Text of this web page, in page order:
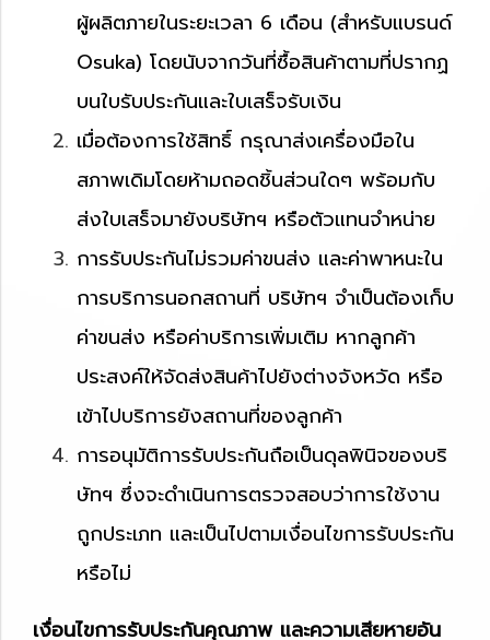
ผู้ผลิตภายในระยะเวลา 6 เดือน (สำหรับแบรนด์
Osuka) โดยนับจากวันที่ซื้อสินค้าตามที่ปรากฏ
บนใบรับประกันและใบเสร็จรับเงิน
เมื่อต้องการใช้สิทธิ์ กรุณาส่งเครื่องมือใน
สภาพเดิมโดยห้ามถอดชิ้นส่วนใดๆ พร้อมกับ
ส่งใบเสร็จมายังบริษัทฯ หรือตัวแทนจำหน่าย
การรับประกันไม่รวมค่าขนส่ง และค่าพาหนะใน
การบริการนอกสถานที่ บริษัทฯ จำเป็นต้องเก็บ
ค่าขนส่ง หรือค่าบริการเพิ่มเติม หากลูกค้า
ประสงค์ให้จัดส่งสินค้าไปยังต่างจังหวัด หรือ
เข้าไปบริการยังสถานที่ของลูกค้า
การอนุมัติการรับประกันถือเป็นดุลพินิจของบริ
ษัทฯ ซึ่งจะดำเนินการตรวจสอบว่าการใช้งาน
ถูกประเภท และเป็นไปตามเงื่อนไขการรับประกัน
หรือไม่
เงื่อนไขการรับประกันคุณภาพ และความเสียหายอัน